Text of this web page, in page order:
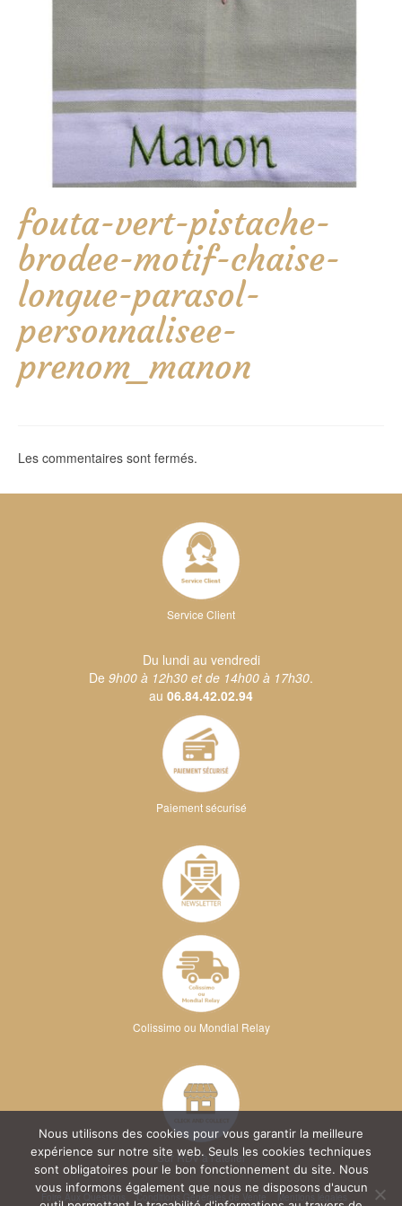
fouta-vert-pistache-
brodee-motif-chaise-
longue-parasol-
personnalisee-
prenom_manon
Les commentaires sont fermés.
Service Client
Du lundi au vendredi
De 9h00 à 12h30 et de 14h00 à 17h30.
au 06.84.42.02.94
Paiement sécurisé
Colissimo ou Mondial Relay
Sur RDV à l'atelier
Conditions Générales de Vente Mentions légales
Nous utilisons des cookies pour vous garantir la meilleure
expérience sur notre site web. Seuls les cookies techniques
sont obligatoires pour le bon fonctionnement du site. Nous
vous informons également que nous ne disposons d'aucun